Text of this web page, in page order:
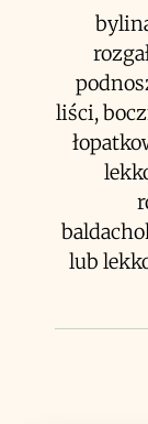
liści,
lub